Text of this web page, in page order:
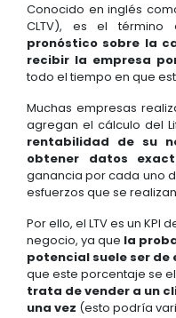
Conocido en inglés
CLTV), es el
pronóstico sobre la
recibir la empresa
todo el tiempo en que
Muchas empresas
agregan el cálculo del
rentabilidad de su
obtener datos
ganancia por cada uno
esfuerzos que se
Por ello, el LTV es un
negocio, ya que la
potencial suele ser de
que este porcentaje se
trata de vender a un
una vez (esto podría